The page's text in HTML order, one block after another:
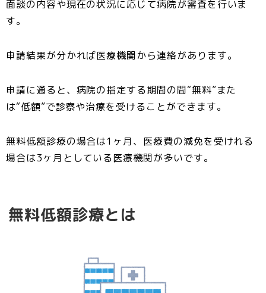
面談の内容や現在の状況に応じて病院が審査を行いま
す。
申請結果が分かれば医療機関から連絡があります。
申請に通ると、病院の指定する期間の間“無料”また
は“低額”で診察や治療を受けることができます。
無料低額診療の場合は1ヶ月、医療費の減免を受けれる
場合は3ヶ月としている医療機関が多いです。
無料低額診療とは